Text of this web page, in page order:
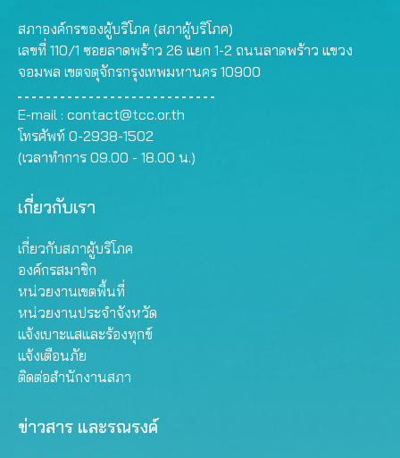
สภาองค์กรของผู้บริโภค (สภาผู้บริโภค)
เลขที่ 110/1 ซอยลาดพร้าว 26 แยก 1-2 ถนนลาดพร้าว แขวง
จอมพล เขตจตุจักรกรุงเทพมหานคร 10900
E-mail : contact@tcc.or.th
โทรศัพท์ 0-2938-1502
(เวลาทำการ 09.00 - 18.00 น.)
เกี่ยวกับเรา
เกี่ยวกับสภาผู้บริโภค
องค์กรสมาชิก
หน่วยงานเขตพื้นที่
หน่วยงานประจำจังหวัด
แจ้งเบาะแสและร้องทุกข์
แจ้งเตือนภัย
ติดต่อสำนักงานสภา
ข่าวสาร และรณรงค์